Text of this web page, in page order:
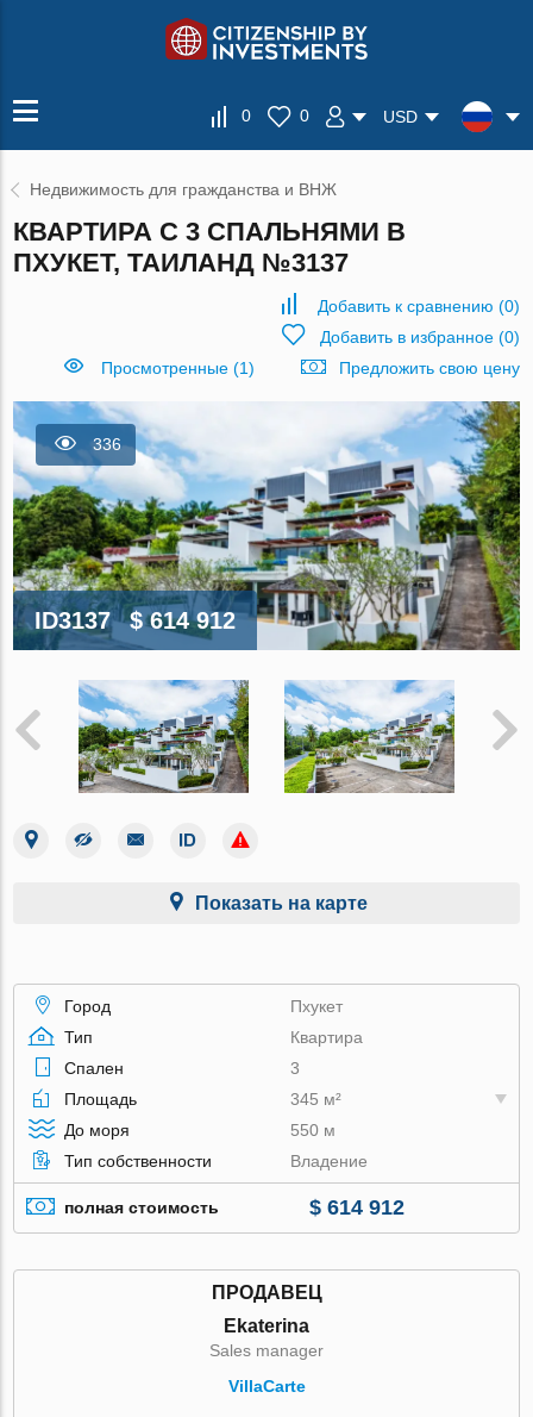
0 0 USD
Недвижимость для гражданства и ВНЖ
КВАРТИРА С 3 СПАЛЬНЯМИ В
ПХУКЕТ, ТАИЛАНД №3137
Добавить к сравнению (0)
Добавить в избранное(0)
Просмотренные (1)
Предложить свою цену
336
ID3137 $ 614 912
Показать на карте
Город
Пхукет
Тип
Квартира
Спален
3
Площадь
345 м²
До моря
550 м
Тип собственности
Владение
полная стоимость $ 614 912
ПРОДАВЕЦ
Ekaterina
Sales manager
VillaСarte